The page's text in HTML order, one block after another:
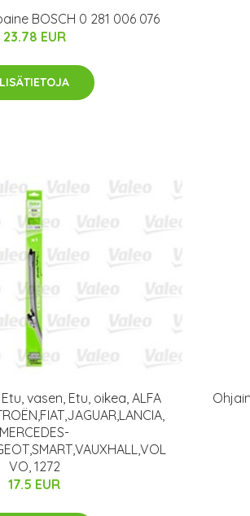
BOSCH 0 281 006 076
23.78 EUR
LISÄTIETOJA
vasen, Etu, oikea, ALFA
MERCEDES-
VO, 1272
17.5 EUR